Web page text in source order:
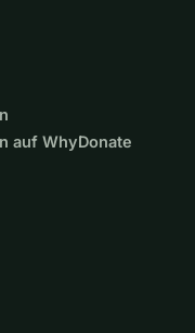
auf WhyDonate